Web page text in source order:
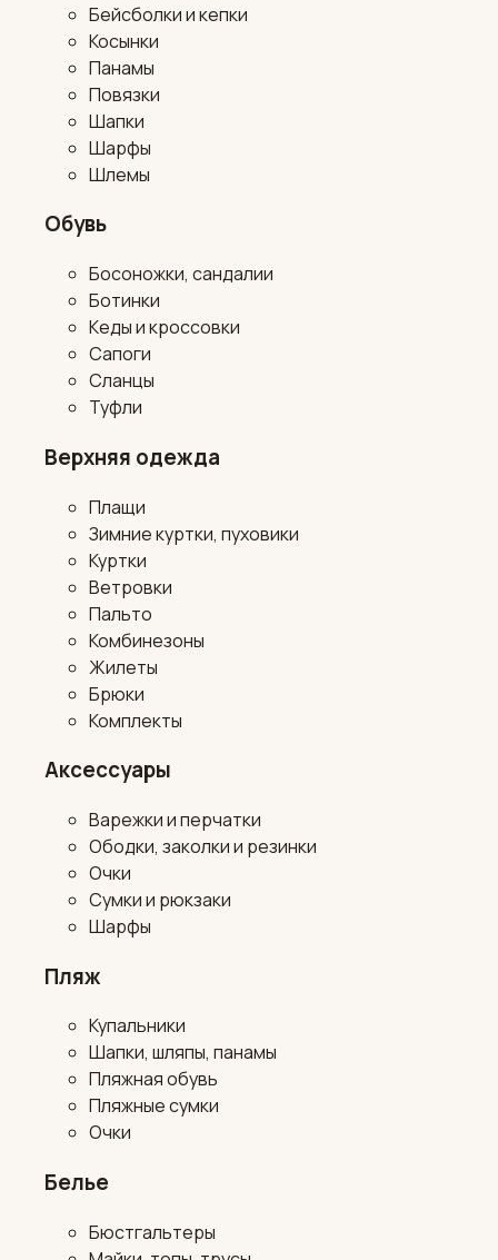
Бейсболки и кепки
Косынки
Панамы
Повязки
Шапки
Шарфы
Шлемы
Обувь
Босоножки, сандалии
Ботинки
Кеды и кроссовки
Сапоги
Сланцы
Туфли
Верхняя одежда
Плащи
Зимние куртки, пуховики
Куртки
Ветровки
Пальто
Комбинезоны
Жилеты
Брюки
Комплекты
Аксессуары
Варежки и перчатки
Ободки, заколки и резинки
Очки
Сумки и рюкзаки
Шарфы
Пляж
Купальники
Шапки, шляпы, панамы
Пляжная обувь
Пляжные сумки
Очки
Белье
Бюстгальтеры